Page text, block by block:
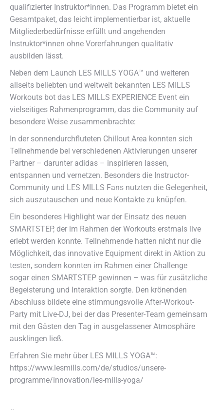
qualifizierter Instruktor*innen. Das Programm bietet ein
Gesamtpaket, das leicht implementierbar ist, aktuelle
Mitgliederbedürfnisse erfüllt und angehenden
Instruktor*innen ohne Vorerfahrungen qualitativ
ausbilden lässt.
Neben dem Launch LES MILLS YOGA™ und weiteren
allseits beliebten und weltweit bekannten LES MILLS
Workouts bot das LES MILLS EXPERIENCE Event ein
vielseitiges Rahmenprogramm, das die Community auf
besondere Weise zusammenbrachte:
In der sonnendurchfluteten Chillout Area konnten sich
Teilnehmende bei verschiedenen Aktivierungen unserer
Partner – darunter adidas – inspirieren lassen,
entspannen und vernetzen. Besonders die Instructor-
Community und LES MILLS Fans nutzten die Gelegenheit,
sich auszutauschen und neue Kontakte zu knüpfen.
Ein besonderes Highlight war der Einsatz des neuen
SMARTSTEP, der im Rahmen der Workouts erstmals live
erlebt werden konnte. Teilnehmende hatten nicht nur die
Möglichkeit, das innovative Equipment direkt in Aktion zu
testen, sondern konnten im Rahmen einer Challenge
sogar einen SMARTSTEP gewinnen – was für zusätzliche
Begeisterung und Interaktion sorgte. Den krönenden
Abschluss bildete eine stimmungsvolle After-Workout-
Party mit Live-DJ, bei der das Presenter-Team gemeinsam
mit den Gästen den Tag in ausgelassener Atmosphäre
ausklingen ließ.
Erfahren Sie mehr über LES MILLS YOGA™:
https://www.lesmills.com/de/studios/unsere-
programme/innovation/les-mills-yoga/